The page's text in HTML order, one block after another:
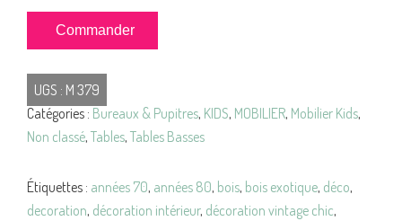
quantité
de
TABLE
Basse
Années
70
IMPORT
Vintage
Commander
UGS : M 379
Catégories : Bureaux & Pupitres, KIDS, MOBILIER, Mobilier Kids,
Non classé, Tables, Tables Basses
Étiquettes : années 70, années 80, bois, bois exotique, déco,
decoration, décoration intérieur, décoration vintage chic,